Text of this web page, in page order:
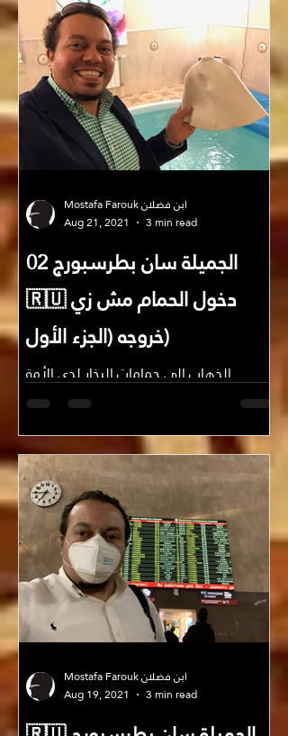
الجميلة سان بطرسبورج 02
🇷🇺 دخول الحمام مش زي
خروجه (الجزء الأول)
الذهاب إلى حمامات البخار لدى الأمة
الروسية أو البانيا Баня -كما يسمونها-
ليس فقط لمجرد الاغتسال البدني، بل
لتطهير الروح والجسد معاً ونقطة...
Mostafa Farouk ابن فضلان
Aug 21, 2021
3 min read
Mostafa Farouk ابن فضلان
Aug 19, 2021
3 min read